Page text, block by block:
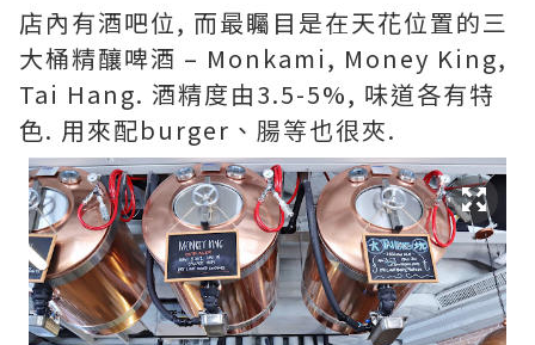
店內有酒吧位, 而最矚目是在天花位置的三
大桶精釀啤酒 – Monkami, Money King,
Tai Hang. 酒精度由3.5-5%, 味道各有特
色. 用來配burger、腸等也很夾.